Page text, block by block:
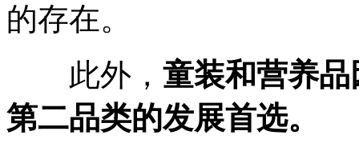
的存在。
此外， 童装和营养
第二品类的发展首选。